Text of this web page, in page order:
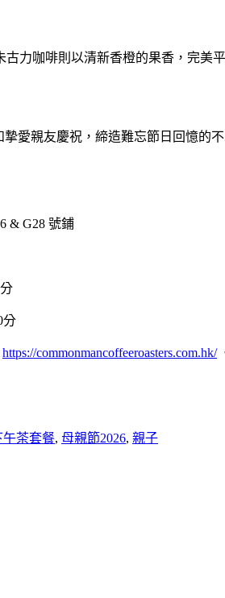
古力咖啡則以清新香橙的果香，完美
摯愛親友慶祝，締造難忘節日回憶的不
& G28 號鋪
分
https://commonmancoffeeroasters.com.hk/
午茶套餐, 母親節2026, 親子